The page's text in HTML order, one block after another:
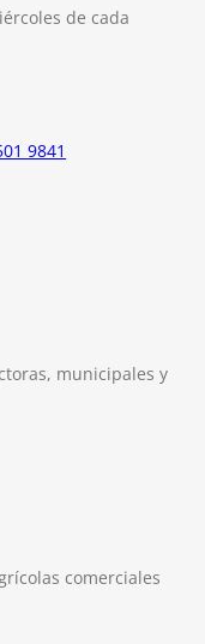
de cada
9841
municipales y
comerciales